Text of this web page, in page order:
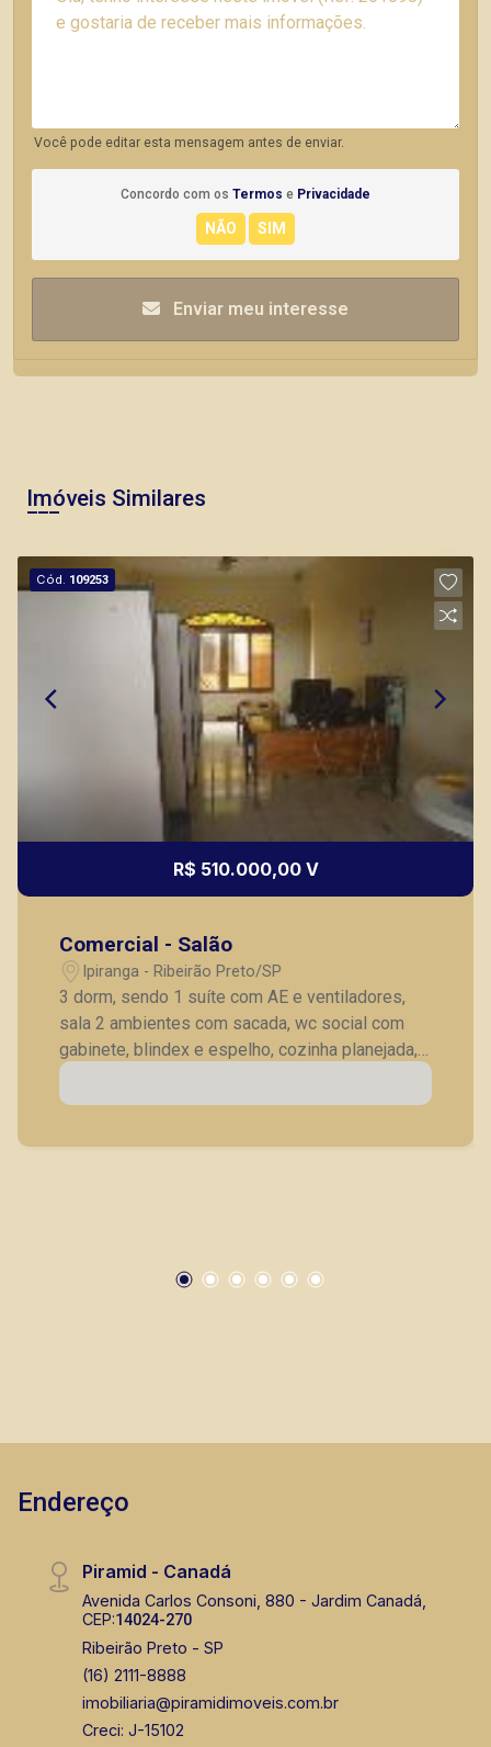
Você pode editar esta mensagem antes de enviar.
Concordo com os Termos e Privacidade
Enviar meu interesse
Imóveis Similares
Cód. 109253
R$ 510.000,00 V
Comercial - Salão
Ipiranga - Ribeirão Preto/SP
3 dorm, sendo 1 suíte com AE e ventiladores,
sala 2 ambientes com sacada, wc social com
gabinete, blindex e espelho, cozinha planejada,
1 vaga garagem, salão no piso inferior com
230m², com escritório e wc, área de lazer na
Endereço
Piramid - Canadá
Avenida Carlos Consoni, 880 - Jardim Canadá,
CEP:14024-270
Ribeirão Preto - SP
(16) 2111-8888
imobiliaria@piramidimoveis.com.br
Creci: J-15102